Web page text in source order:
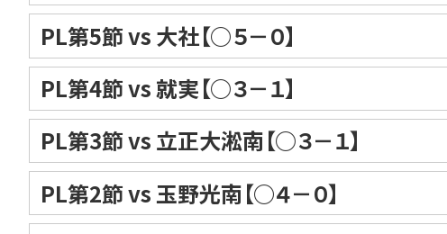
PL第5節 vs 大社【○５－０】
PL第4節 vs 就実【○３－１】
PL第3節 vs 立正大淞南【○３－１】
PL第2節 vs 玉野光南【○４－０】